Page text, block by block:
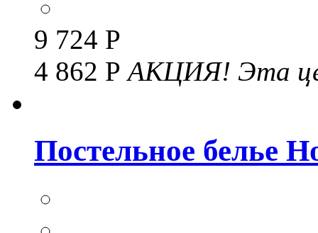
9 724 Р
4 862 РАКЦИЯ! Эта
Постельное белье